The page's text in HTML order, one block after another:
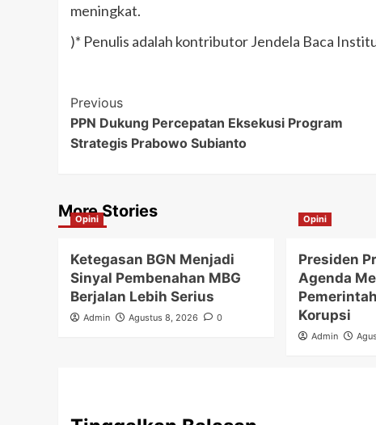
meningkat.
)* Penulis adalah kontributor Jendela Baca
Post
Navigation
Previous
PPN Dukung Percepatan Eksekusi Program
Strategis Prabowo Subianto
More Stories
Opini
Ketegasan BGN Menjadi
Sinyal Pembenahan MBG
Berjalan Lebih Serius
Admin Agustus 8, 2026 0
Opini
Presiden
Agenda
Korupsi
Admin